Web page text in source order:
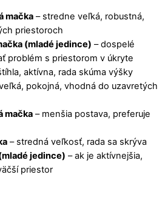
mačka – stredne veľká, robustná,
priestoroch
(mladé jedince) – dospelé
problém s priestorom v úkryte
aktívna, rada skúma výšky
pokojná, vhodná do uzavretých
mačka – menšia postava, preferuje
– stredná veľkosť, rada sa skrýva
jedince) – ak je aktívnejšia,
priestor